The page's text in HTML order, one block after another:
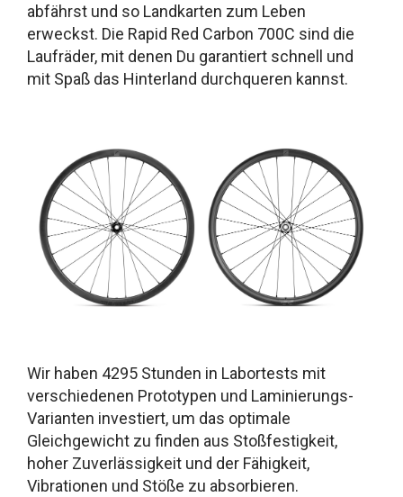
abfährst und so Landkarten zum Leben
erweckst. Die Rapid Red Carbon 700C sind die
Laufräder, mit denen Du garantiert schnell und
mit Spaß das Hinterland durchqueren kannst.
Wir haben 4295 Stunden in Labortests mit
verschiedenen Prototypen und Laminierungs-
Varianten investiert, um das optimale
Gleichgewicht zu finden aus Stoßfestigkeit,
hoher Zuverlässigkeit und der Fähigkeit,
Vibrationen und Stöße zu absorbieren.